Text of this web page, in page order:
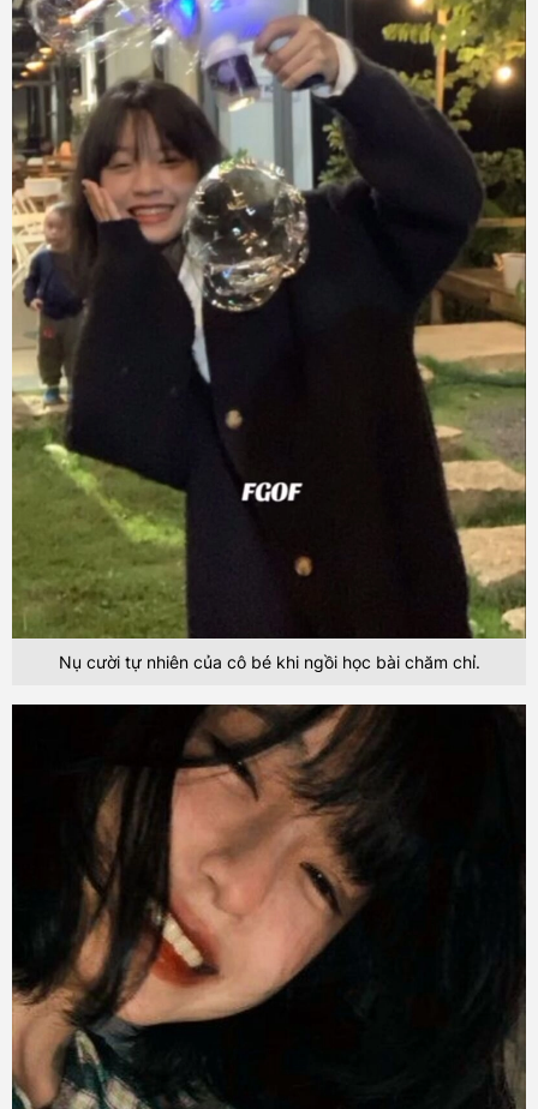
Nụ cười tự nhiên của cô bé khi ngồi học bài chăm chỉ.